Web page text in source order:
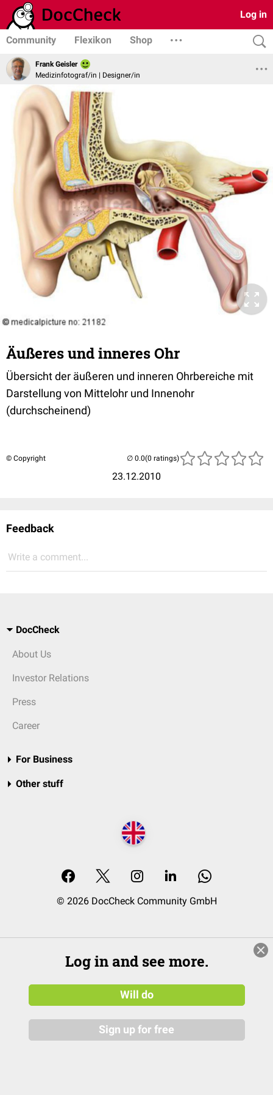
Log in
Community Flexikon Shop
Frank Geisler
Medizinfotograf/in | Designer/in
Äußeres und inneres Ohr
Übersicht der äußeren und inneren Ohrbereiche mit
Darstellung von Mittelohr und Innenohr
(durchscheinend)
© Copyright
23.12.2010
(0 ratings)
Feedback
Write a comment...
DocCheck
About Us
Investor Relations
Press
Career
For Business
Other stuff
© 2026 DocCheck Community GmbH
Log in and see more.
Will do
Sign up for free